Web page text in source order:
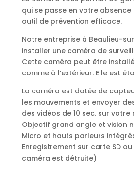
qui se passe en votre
outil de prévention efficace.
Notre entreprise à Beaulieu-
installer une caméra de
Cette caméra peut être
comme à l’extérieur. Elle est
La caméra est dotée de
les mouvements et envoyer
des vidéos de 10 sec. sur votre
Objectif grand angle et vision
Micro et hauts parleurs
Enregistrement sur carte SD
caméra est détruite)